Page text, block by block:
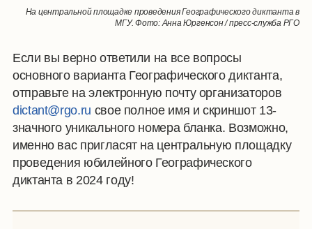
На центральной площадке проведения Географического диктанта в
МГУ. Фото: Анна Юргенсон / пресс-служба РГО
Если вы верно ответили на все вопросы
основного варианта Географического диктанта,
отправьте на электронную почту организаторов
dictant@rgo.ru свое полное имя и скриншот 13-
значного уникального номера бланка. Возможно,
именно вас пригласят на центральную площадку
проведения юбилейного Географического
диктанта в 2024 году!